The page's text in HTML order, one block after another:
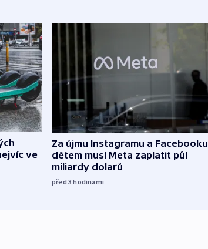
ve
Za újmu Instagramu a Facebooku
dětem musí Meta zaplatit půl
miliardy dolarů
před 3hodinami